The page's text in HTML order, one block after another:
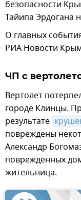
безопасности
Тайипа Эрдогана
О главных
РИА Новости
ЧП с
Вертолет
городе Клинцы.
результате
повреждены
Александр
поврежденных
жительница.